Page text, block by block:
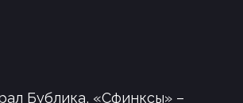
Бублика, «Сфинксы» –